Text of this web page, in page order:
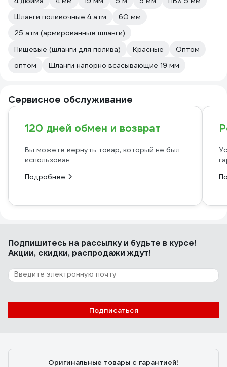
Шланги поливочные 4 атм
60 мм
25 атм (армированные шланги)
Пищевые (шланги для полива)
Красные
Оптом
оптом
Шланги напорно всасывающие 19 мм
Сервисное обслуживание
120 дней обмен и возврат
Вы можете вернуть товар, который не был
использован
Подробнее
Подпишитесь на рассылкуи будьте в курсе!
Акции, скидки, распродажи ждут!
Подписаться
Оригинальные товары с гарантией!